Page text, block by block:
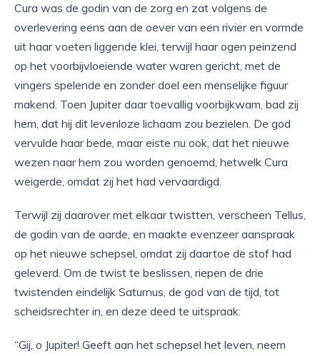
Cura was de godin van de zorg en zat volgens de
overlevering eens aan de oever van een rivier en vormde
uit haar voeten liggende klei, terwijl haar ogen peinzend
op het voorbijvloeiende water waren gericht, met de
vingers spelende en zonder doel een menselijke figuur
makend. Toen Jupiter daar toevallig voorbijkwam, bad zij
hem, dat hij dit levenloze lichaam zou bezielen. De god
vervulde haar bede, maar eiste nu ook, dat het nieuwe
wezen naar hem zou worden genoemd, hetwelk Cura
weigerde, omdat zij het had vervaardigd.
Terwijl zij daarover met elkaar twistten, verscheen Tellus,
de godin van de aarde, en maakte evenzeer aanspraak
op het nieuwe schepsel, omdat zij daartoe de stof had
geleverd. Om de twist te beslissen, riepen de drie
twistenden eindelijk Saturnus, de god van de tijd, tot
scheidsrechter in, en deze deed te uitspraak:
“Gij, o Jupiter! Geeft aan het schepsel het leven, neem